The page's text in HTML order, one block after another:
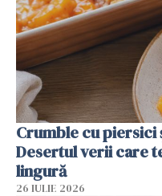
Crumble cu piersici
Desertul verii care
lingură
26 IULIE 2026